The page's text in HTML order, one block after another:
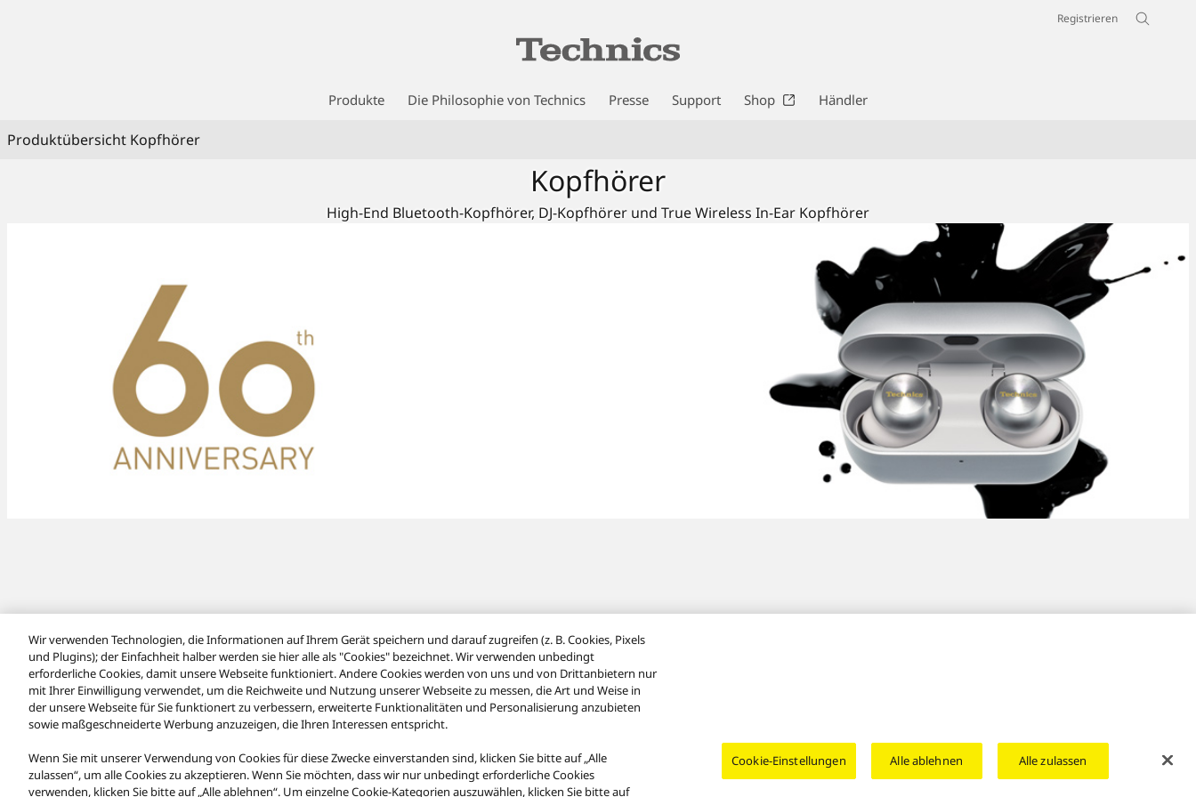
Produkte Die Philosophie von Technics Presse Support Shop Händler
Registrieren
Produktübersicht Kopfhörer
High-End Bluetooth-Kopfhörer, DJ-Kopfhörer und True Wireless In-Ear Kopfhörer
Kopfhörer
Facebook X YouTube
Instagram
FAQ des Technics Onlineshops
Rücknahme von Geräten
Barrierefreiheit
Barrieren melden Datenverordnung GESETZLICHE GEWÄHRLEISTUNG
Area/Country
Copyright © 2026 Panasonic Marketing Europe GmbH
Wir verwenden Technologien, die Informationen auf Ihrem Gerät speichern und darauf zugreifen (z. B. Cookies, Pixels
und Plugins); der Einfachheit halber werden sie hier alle als "Cookies" bezeichnet. Wir verwenden unbedingt
erforderliche Cookies, damit unsere Webseite funktioniert. Andere Cookies werden von uns und von Drittanbietern nur
mit Ihrer Einwilligung verwendet, um die Reichweite und Nutzung unserer Webseite zu messen, die Art und Weise in
der unsere Webseite für Sie funktionert zu verbessern, erweiterte Funktionalitäten und Personalisierung anzubieten
sowie maßgeschneiderte Werbung anzuzeigen, die Ihren Interessen entspricht.
Wenn Sie mit unserer Verwendung von Cookies für diese Zwecke einverstanden sind, klicken Sie bitte auf „Alle
zulassen“, um alle Cookies zu akzeptieren. Wenn Sie möchten, dass wir nur unbedingt erforderliche Cookies
verwenden, klicken Sie bitte auf „Alle ablehnen“. Um einzelne Cookie-Kategorien auszuwählen, klicken Sie bitte auf
Cookie-Einstellungen Alle ablehnen Alle zulassen